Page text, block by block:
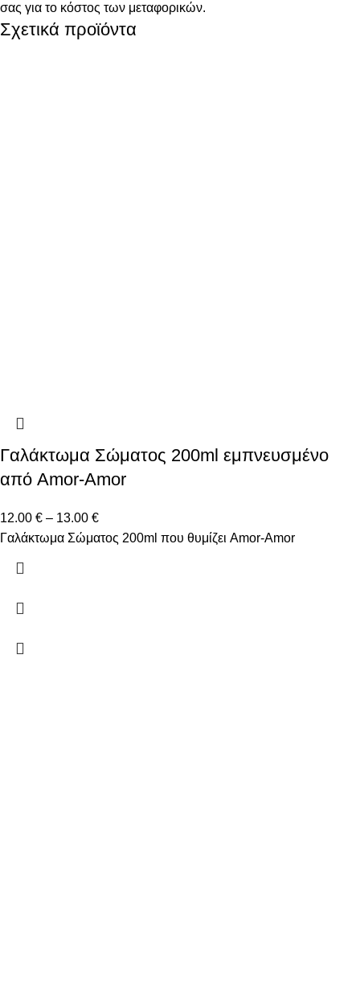
σας για το κόστος των μεταφορικών.
Σχετικά προϊόντα
Γαλάκτωμα Σώματος 200ml εμπνευσμένο
από Amor-Amor
12.00 € – 13.00 €
Γαλάκτωμα Σώματος 200ml που θυμίζει Amor-Amor